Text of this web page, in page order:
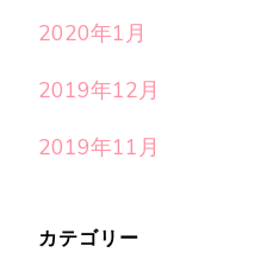
2020年1月
2019年12月
2019年11月
カテゴリー